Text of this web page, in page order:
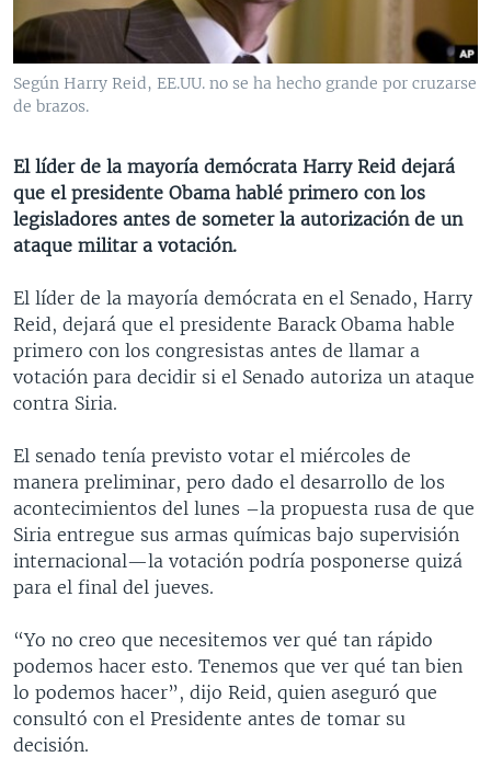
VENEZUELA
BRASIL
NICARAGUA
ECONOMÍA
ENTRETENIMIENTO Y CULTURA
TECNOLOGÍA
CIENCIA Y SALUD
MULTIMEDIA
VIDEOS
FOTOGRAFÍA
PROGRAMAS TV
EL MUNDO AL DÍA
VISIÓN 360
LAS CLAVES
PANORAMA
RADIO
AUDIONOTICIAS
BUENOS DÍAS AMÉRICA
ESTADOS UNIDOS AL DÍA
EL MUNDO AL DÍA [RADIO]
FORO [RADIO]
DEPORTIVO INTERNACIONAL
NOTA ECONÓMICA
ENTRETENIMIENTO
DOCUMENTALES DE LA VOA
Learning English
SÍGANOS
Idiomas
Según Harry Reid, EE.UU. no se ha hecho grande por cruzarse
de brazos.
El líder de la mayoría demócrata Harry Reid dejará
que el presidente Obama hablé primero con los
legisladores antes de someter la autorización de un
ataque militar a votación.
El líder de la mayoría demócrata en el Senado, Harry
Reid, dejará que el presidente Barack Obama hable
primero con los congresistas antes de llamar a
votación para decidir si el Senado autoriza un ataque
contra Siria.
El senado tenía previsto votar el miércoles de
manera preliminar, pero dado el desarrollo de los
acontecimientos del lunes –la propuesta rusa de que
Siria entregue sus armas químicas bajo supervisión
internacional—la votación podría posponerse quizá
para el final del jueves.
“Yo no creo que necesitemos ver qué tan rápido
podemos hacer esto. Tenemos que ver qué tan bien
lo podemos hacer”, dijo Reid, quien aseguró que
consultó con el Presidente antes de tomar su
decisión.